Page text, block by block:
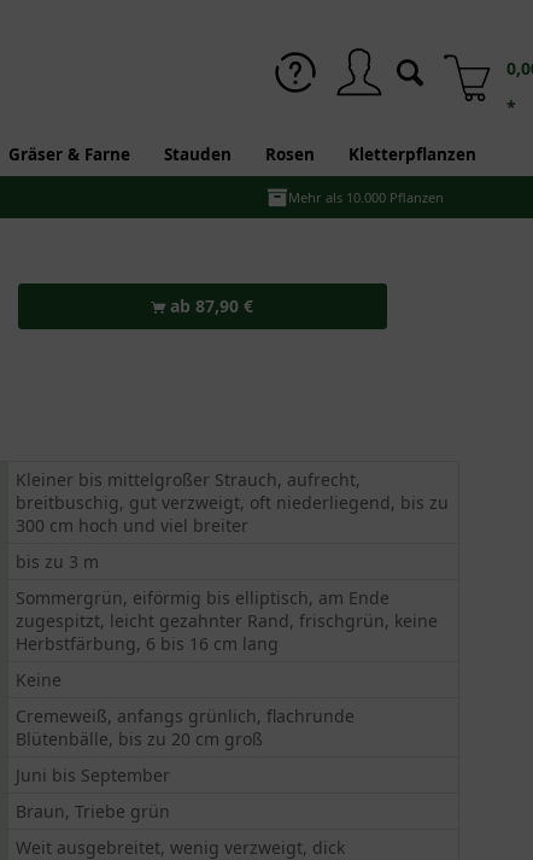
*
Gräser & Farne Stauden Rosen Kletterpflanzen
Mehr als 10.000 Pflanzen
ab 87,90 €
Kleiner bis mittelgroßer Strauch, aufrecht,
breitbuschig, gut verzweigt, oft niederliegend, bis zu
300 cm hoch und viel breiter
bis zu 3 m
Sommergrün, eiförmig bis elliptisch, am Ende
zugespitzt, leicht gezahnter Rand, frischgrün, keine
Herbstfärbung, 6 bis 16 cm lang
Keine
Cremeweiß, anfangs grünlich, flachrunde
Blütenbälle, bis zu 20 cm groß
Juni bis September
Braun, Triebe grün
Weit ausgebreitet, wenig verzweigt, dick